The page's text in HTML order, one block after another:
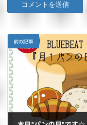
前の記事